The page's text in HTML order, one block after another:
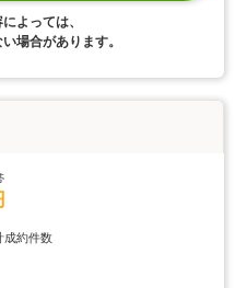
よっては、
場合があります。
成約件数